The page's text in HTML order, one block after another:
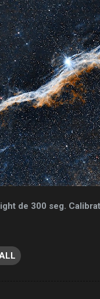
de 300 seg.